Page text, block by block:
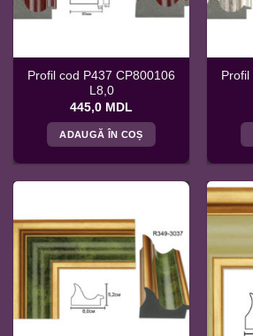
Profil cod P437 CP800106
L8,0
445,0 MDL
ADAUGĂ ÎN COȘ